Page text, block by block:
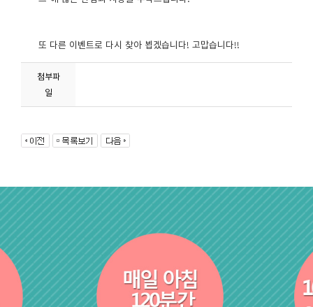
또 다른 이벤트로 다시 찾아 뵙겠습니다! 고맙습니다!!
첨부파
일